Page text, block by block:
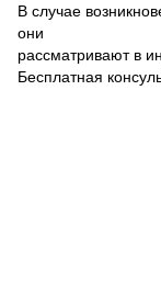
В случае
они
рассматривают в
Бесплатная